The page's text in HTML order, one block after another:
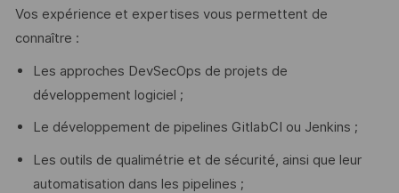
Vos expérience et expertises vous permettent de
connaître :
Les approches DevSecOps de projets de
développement logiciel ;
Le développement de pipelines GitlabCI ou Jenkins ;
Les outils de qualimétrie et de sécurité, ainsi que leur
automatisation dans les pipelines ;